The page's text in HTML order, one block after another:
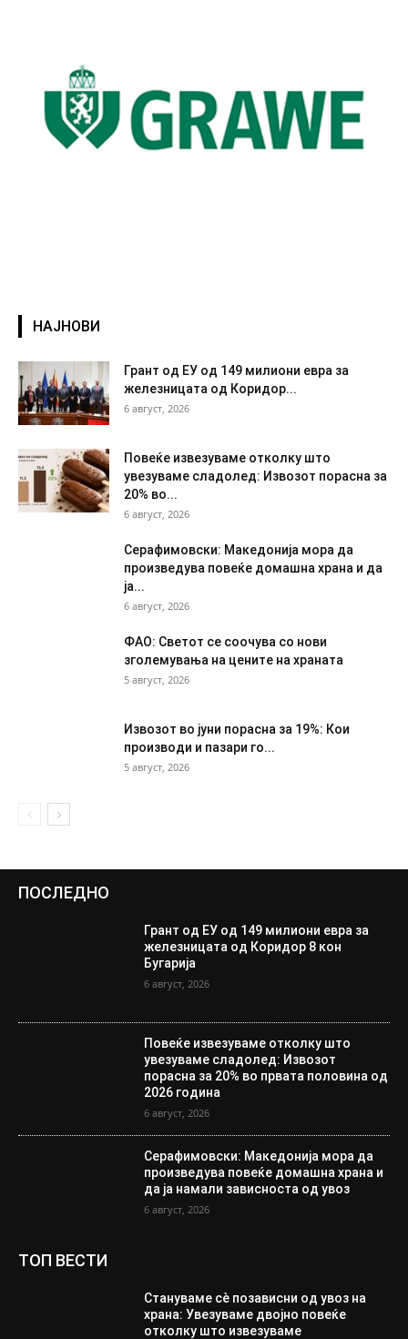
НАЈНОВИ
Грант од ЕУ од 149 милиони евра за
железницата од Коридор...
6 август, 2026
Повеќе извезуваме отколку што
увезуваме сладолед: Извозот порасна за
20% во...
6 август, 2026
Серафимовски: Македонија мора да
произведува повеќе домашна храна и да
ја...
6 август, 2026
ФАО: Светот се соочува со нови
зголемувања на цените на храната
5 август, 2026
Извозот во јуни порасна за 19%: Кои
производи и пазари го...
5 август, 2026
ПОСЛЕДНО
Грант од ЕУ од 149 милиони евра за
железницата од Коридор 8 кон
Бугарија
6 август, 2026
Повеќе извезуваме отколку што
увезуваме сладолед: Извозот
порасна за 20% во првата половина од
2026 година
6 август, 2026
Серафимовски: Македонија мора да
произведува повеќе домашна храна и
да ја намали зависноста од увоз
6 август, 2026
ТОП ВЕСТИ
Стануваме сè позависни од увоз на
храна: Увезуваме двојно повеќе
отколку што извезуваме